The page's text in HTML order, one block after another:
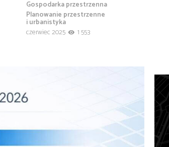
Gospodarka przestrzenna
Planowanie przestrzenne
i urbanistyka
czerwiec 2025
1 553